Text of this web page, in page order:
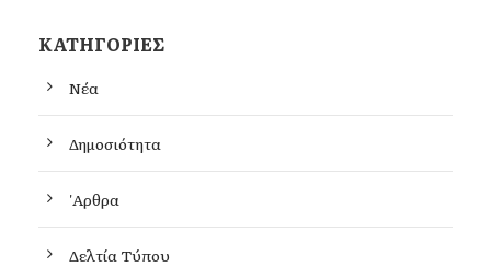
KΑΤΗΓΟΡΊΕΣ
Νέα
Δημοσιότητα
'Αρθρα
Δελτία Τύπου